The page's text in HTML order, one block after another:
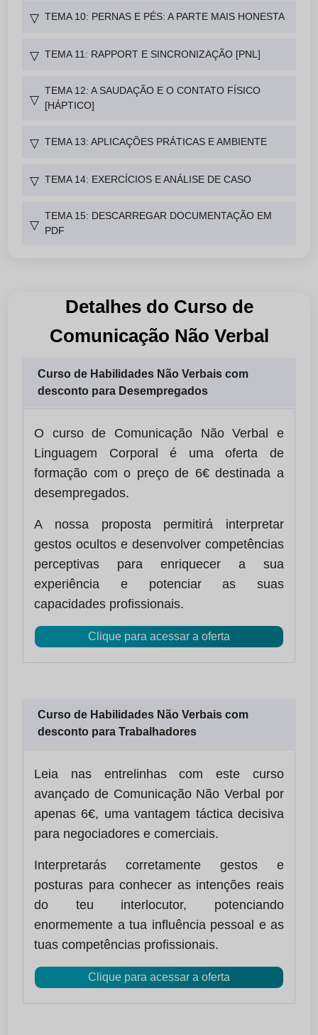
▽ TEMA 10: PERNAS E PÉS: A PARTE MAIS HONESTA
▽ TEMA 11: RAPPORT E SINCRONIZAÇÃO [PNL]
▽
TEMA 12: A SAUDAÇÃO E O CONTATO FÍSICO
[HÁPTICO]
▽ TEMA 13: APLICAÇÕES PRÁTICAS E AMBIENTE
▽ TEMA 14: EXERCÍCIOS E ANÁLISE DE CASO
▽
TEMA 15: DESCARREGAR DOCUMENTAÇÃO EM
PDF
Detalhes do Curso de
Comunicação Não Verbal
Curso de Habilidades Não Verbais com
desconto para Desempregados
O curso de Comunicação Não Verbal e
Linguagem Corporal é uma oferta de
formação com o preço de 6€ destinada a
desempregados.
A nossa proposta permitirá interpretar
gestos ocultos e desenvolver competências
perceptivas para enriquecer a sua
experiência e potenciar as suas
capacidades profissionais.
Clique para acessar a oferta
Curso de Habilidades Não Verbais com
desconto para Trabalhadores
Leia nas entrelinhas com este curso
avançado de Comunicação Não Verbal por
apenas 6€, uma vantagem táctica decisiva
para negociadores e comerciais.
Interpretarás corretamente gestos e
posturas para conhecer as intenções reais
do teu interlocutor, potenciando
enormemente a tua influência pessoal e as
tuas competências profissionais.
Clique para acessar a oferta